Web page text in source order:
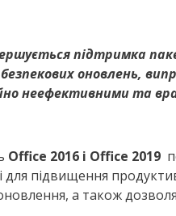
підтримка
оновлень,
неефективними та
Office 2016 і Office 2019
підвищення
а також